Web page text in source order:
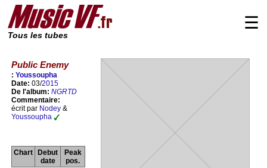
Tous les tubes
☰
Public Enemy
: Youssoupha
Date: 03/2015
De l'album: NGRTD
Commentaire:
écrit par Nodey &
Youssoupha
Chart
Debut
date
Peak
pos.